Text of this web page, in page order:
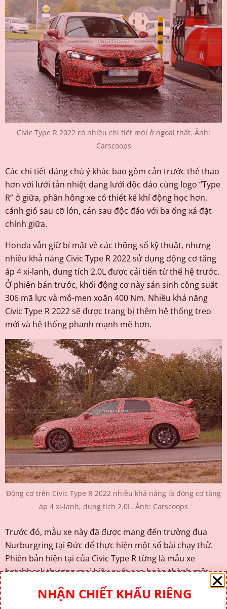
Civic Type R 2022 có nhiều chi tiết mới ở ngoại thất. Ảnh:
Carscoops
Các chi tiết đáng chú ý khác bao gồm cản trước thể thao
hơn với lưới tản nhiệt dạng lưới độc đáo cùng logo “Type
R” ở giữa, phần hông xe có thiết kế khí động học hơn,
cánh gió sau cỡ lớn, cản sau độc đáo với ba ống xả đặt
chính giữa.
Honda vẫn giữ bí mật về các thông số kỹ thuật, nhưng
nhiều khả năng Civic Type R 2022 sử dụng động cơ tăng
áp 4 xi-lanh, dung tích 2.0L được cải tiến từ thế hệ trước.
Ở phiên bản trước, khối động cơ này sản sinh công suất
306 mã lực và mô-men xoắn 400 Nm. Nhiều khả năng
Civic Type R 2022 sẽ được trang bị thêm hệ thống treo
mới và hệ thống phanh mạnh mẽ hơn.
Động cơ trên Civic Type R 2022 nhiều khả năng là động cơ tăng
áp 4 xi-lanh, dung tích 2.0L. Ảnh: Carscoops
Trước đó, mẫu xe này đã được mang đến trường đua
Nurburgring tại Đức để thực hiện một số bài chạy thử.
Phiên bản hiện tại của Civic Type R từng là mẫu xe
hatchback thương mại hiệu suất cao hoàn thành một
vòng đua nhanh nhất tại đây với thời gian 7 phút 43,8
giây vào tháng 4/2017.
NHẬN CHIẾT KHẤU RIÊNG